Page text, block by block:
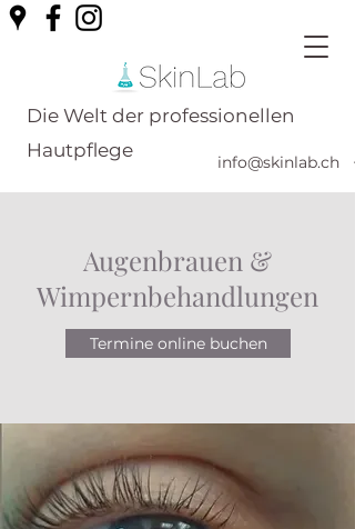
Die Welt der professionellen
Hautpflege
info@skinlab.ch
Augenbrauen &
Wimpernbehandlungen
Termine online buchen